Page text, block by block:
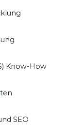
Know-How
SEO